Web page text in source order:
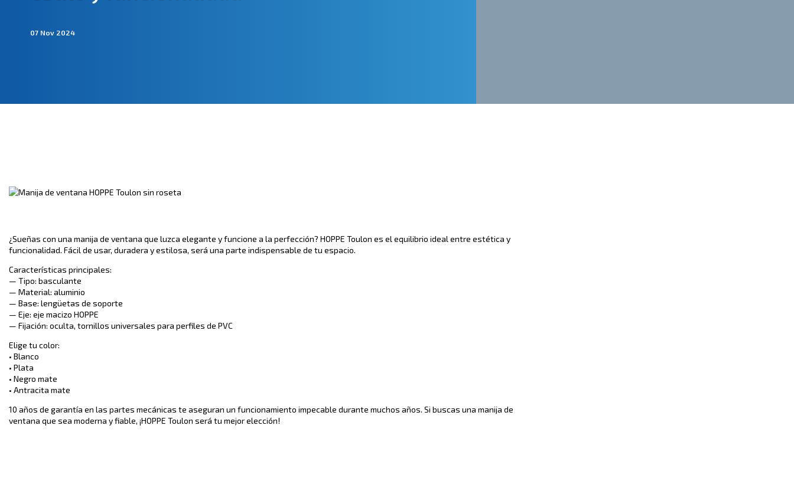
07 Nov 2024
¿Sueñas con una manija de ventana que luzca elegante y funcione a la perfección? HOPPE Toulon es el equilibrio ideal entre estética y
funcionalidad. Fácil de usar, duradera y estilosa, será una parte indispensable de tu espacio.
Características principales:
— Tipo: basculante
— Material: aluminio
— Base: lengüetas de soporte
— Eje: eje macizo HOPPE
— Fijación: oculta, tornillos universales para perfiles de PVC
Elige tu color:
• Blanco
• Plata
• Negro mate
• Antracita mate
10 años de garantía en las partes mecánicas te aseguran un funcionamiento impecable durante muchos años. Si buscas una manija de
ventana que sea moderna y fiable, ¡HOPPE Toulon será tu mejor elección!